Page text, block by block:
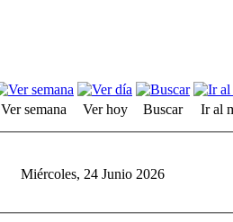
Ver semana Ver hoy Buscar
Ir al
Miércoles, 24 Junio 2026